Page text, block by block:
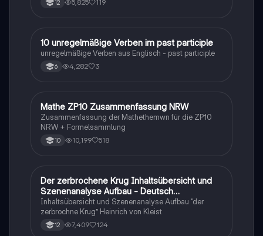
12 5,825 119
1 Englisch
10 unregelmäßige Verben im past participle
unregelmäßige Verben aus Englisch - past participle
6 4,282 3
Mathe
Mathe ZP10 Zusammenfassung NRW
Zusammenfassung der Mathethemwn für die ZP10
NRW + Formelsammlung
10 10,199 518
Deutsch
Der zerbrochene Krug Inhaltsübersicht und
Szenenanalyse Aufbau - Deutsch
Q1/Q2/Abitur
Inhaltsübersicht und Szenenanalyse Aufbau “der
zerbrochne Krug” Heinrich von Kleist
12 7,409 124